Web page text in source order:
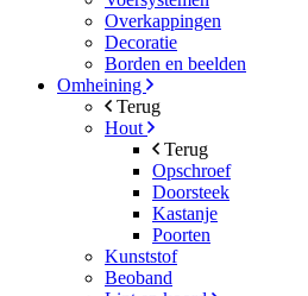
Overkappingen
Decoratie
Borden en beelden
Omheining
Terug
Hout
Terug
Opschroef
Doorsteek
Kastanje
Poorten
Kunststof
Beoband